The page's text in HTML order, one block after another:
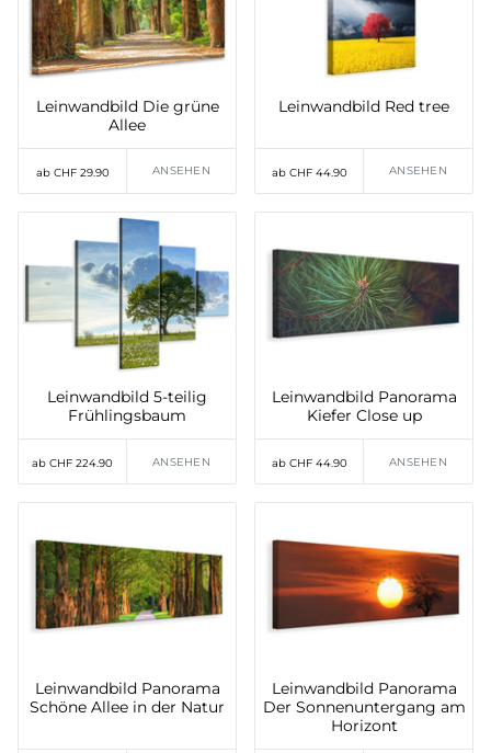
Leinwandbild Die grüne
Allee
ab CHF 29.90 ANSEHEN
Leinwandbild Red tree
ab CHF 44.90 ANSEHEN
Leinwandbild 5-teilig
Frühlingsbaum
ab CHF 224.90 ANSEHEN
Leinwandbild Panorama
Kiefer Close up
ab CHF 44.90 ANSEHEN
Leinwandbild Panorama
Schöne Allee in der Natur
Leinwandbild Panorama
Der Sonnenuntergang am
Horizont